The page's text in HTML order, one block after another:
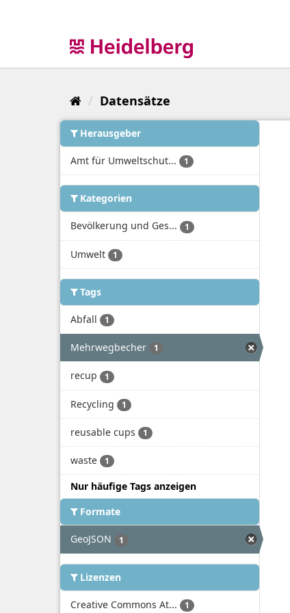
Datensätze
Herausgeber
Amt für Umweltschut... 1
Kategorien
Bevölkerung und Ges... 1
Umwelt 1
Tags
Abfall 1
Mehrwegbecher 1
recup 1
Recycling 1
reusable cups 1
waste 1
Nur häufige Tags anzeigen
Formate
GeoJSON 1
Lizenzen
Creative Commons At... 1